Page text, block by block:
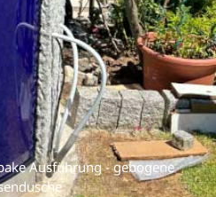
Ausführung - gebogene